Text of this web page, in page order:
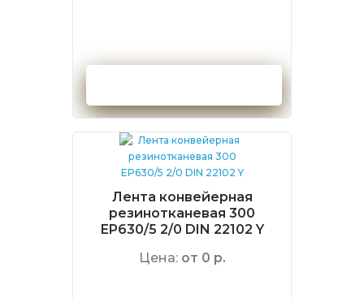
Лента конвейерная
резинотканевая 300
EP630/5 2/0 DIN 22102 Y
Цена: от 0 р.